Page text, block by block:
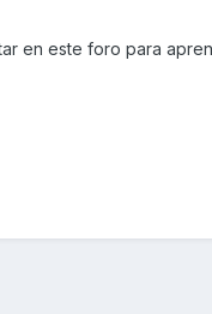
en este foro para